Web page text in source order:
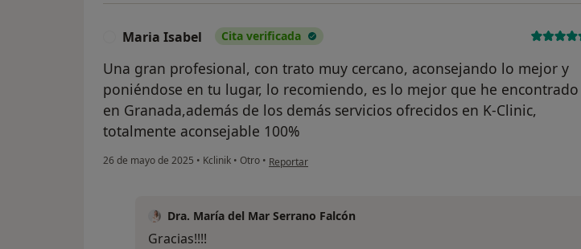
Maria Isabel Cita verificada
Una gran profesional, con trato muy cercano, aconsejando lo mejor y
poniéndose en tu lugar, lo recomiendo, es lo mejor que he encontrado
en Granada,además de los demás servicios ofrecidos en K-Clinic,
totalmente aconsejable 100%
26 de mayo de 2025 • Kclinik • Otro • en opinión del usuario Maria Isabel
Reportar
Dra. María del Mar Serrano Falcón
Gracias!!!!